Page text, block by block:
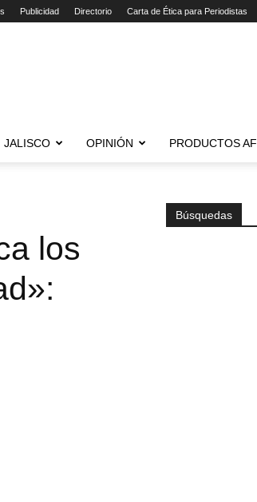
Publicidad Directorio Carta de Ética para Periodistas
JALISCO OPINIÓN PRODUCTOS AF
los
Búsquedas